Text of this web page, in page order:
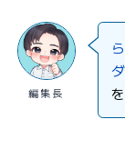
編集長